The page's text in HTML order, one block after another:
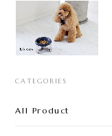
CATEGORIES
All Product